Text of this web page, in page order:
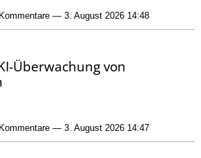
Kommentare — 3. August 2026 14:48
Überwachung von
Kommentare — 3. August 2026 14:47